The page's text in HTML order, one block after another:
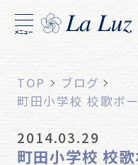
メニュー
TOP
ブログ
町田小学校 校歌ボ
2014.03.29
町田小学校 校